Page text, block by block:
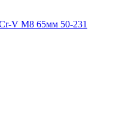
V M8 65мм 50-231